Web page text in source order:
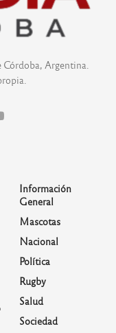
Argentina.
Información
General
Mascotas
Nacional
Política
Rugby
Salud
Sociedad